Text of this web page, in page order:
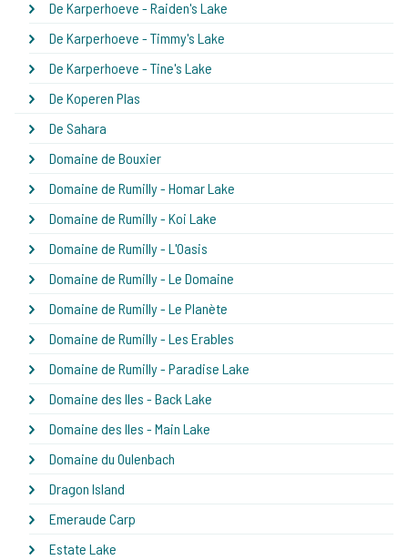
De Karperhoeve - Raiden's Lake
De Karperhoeve - Timmy's Lake
De Karperhoeve - Tine's Lake
De Koperen Plas
De Sahara
Domaine de Bouxier
Domaine de Rumilly - Homar Lake
Domaine de Rumilly - Koi Lake
Domaine de Rumilly - L'Oasis
Domaine de Rumilly - Le Domaine
Domaine de Rumilly - Le Planète
Domaine de Rumilly - Les Erables
Domaine de Rumilly - Paradise Lake
Domaine des Iles - Back Lake
Domaine des Iles - Main Lake
Domaine du Oulenbach
Dragon Island
Emeraude Carp
Estate Lake